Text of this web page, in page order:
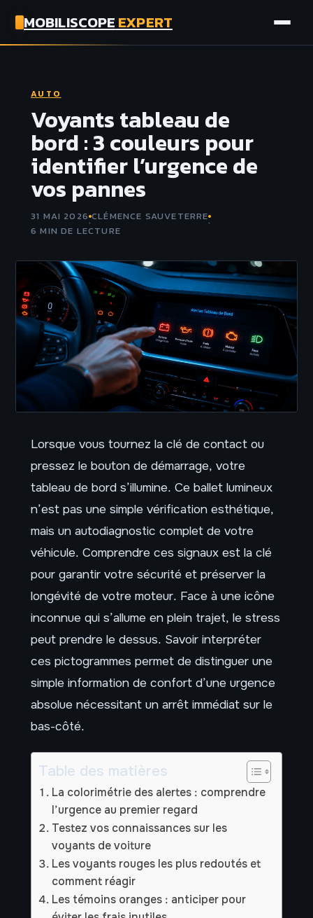
MOBILISCOPEEXPERT
ASSURANCE
AUTO
Voyants tableau de
bord : 3 couleurs pour
identifier l’urgence de
vos pannes
31 MAI 2026·CLÉMENCE SAUVETERRE·
6 MIN DE LECTURE
Lorsque vous tournez la clé de contact ou
pressez le bouton de démarrage, votre
tableau de bord s’illumine. Ce ballet lumineux
n’est pas une simple vérification esthétique,
mais un autodiagnostic complet de votre
véhicule. Comprendre ces signaux est la clé
pour garantir votre sécurité et préserver la
longévité de votre moteur. Face à une icône
inconnue qui s’allume en plein trajet, le stress
peut prendre le dessus. Savoir interpréter
ces pictogrammes permet de distinguer une
simple information de confort d’une urgence
absolue nécessitant un arrêt immédiat sur le
bas-côté.
Table des matières
La colorimétrie des alertes : comprendre
l’urgence au premier regard
Testez vos connaissances sur les
voyants de voiture
Les voyants rouges les plus redoutés et
comment réagir
Les témoins oranges : anticiper pour